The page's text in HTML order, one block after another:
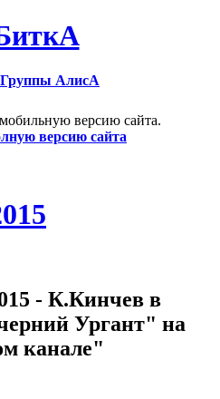
Группы АлисА
версию сайта.
версию сайта
- К.Кинчев в
Ургант" на
канале"